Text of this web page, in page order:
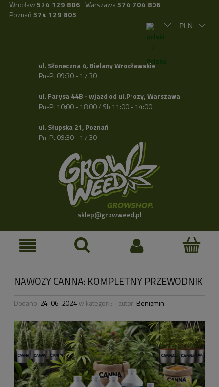
Wrocław 574 129 806 Warszawa574 704 806
Poznań 574 129 805
ul. Słoneczna 4, Bielany Wrocławskie
Pn-Pt 09:30 - 17:30
ul. Farysa 44B - wjazd od ul.Prozy, Warszawa
Pn-Pt 10:00 - 18:00 / Sb 11:00 - 14:00
ul. Słupska 21, Poznań
Pn-Pt 09:30 - 17:30
sklep@growweed.pl
NAWOZY CANNA: KOMPLETNY PRZEWODNIK
Dodano: 24-06-2024 w kategorii: - autor: Beniamin